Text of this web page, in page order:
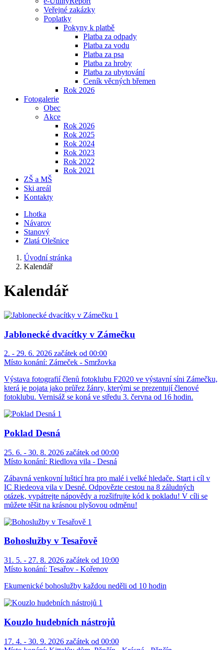
Veřejné zakázky
Poplatky
Pokyny k platbě
Platba za odpady
Platba za vodu
Platba za psa
Platba za hroby
Platba za ubytování
Ceník věcných břemen
Rok 2026
Fotogalerie
Obec
Akce
Rok 2026
Rok 2025
Rok 2024
Rok 2023
Rok 2022
Rok 2021
ZŠ a MŠ
Ski areál
Kontakty
Lhotka
Návarov
Stanový
Zlatá Olešnice
Úvodní stránka
Kalendář
Kalendář
Jablonecké dvacítky v Zámečku
2. - 29. 6. 2026 začátek od 00:00
Místo konání: Zámeček - Smržovka
Výstava fotografií členů fotoklubu F2020 ve výstavní síni Zámečku,
která je pojata jako průřez žánry, kterými se prezentují členové
fotoklubu. Vernisáž se koná ve středu 3. června od 16 hodin.
Poklad Desná
25. 6. - 30. 8. 2026 začátek od 00:00
Místo konání: Riedlova vila - Desná
Zábavná venkovní lušticí hra pro malé i velké hledače. Start i cíl v
IC Riedeova vila v Desné. Odpovězte cestou na 8 záludných
otázek, vypátrejte nápovědy a rozšifrujte kód k pokladu! V cíli se
můžete těšit na krásnou plyšovou odměnu!
Bohoslužby v Tesařově
31. 5. - 27. 8. 2026 začátek od 10:00
Místo konání: Tesařov - Kořenov
Ekumenické bohoslužby každou neděli od 10 hodin
Kouzlo hudebních nástrojů
17. 4. - 30. 9. 2026 začátek od 00:00